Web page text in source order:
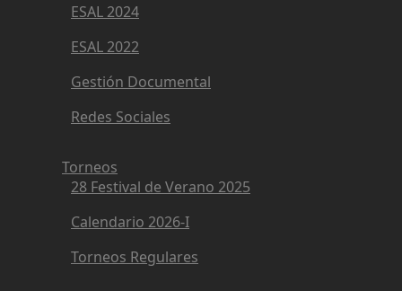
ESAL 2024
ESAL 2022
Gestión Documental
Redes Sociales
Torneos
28 Festival de Verano 2025
Calendario 2026-I
Torneos Regulares